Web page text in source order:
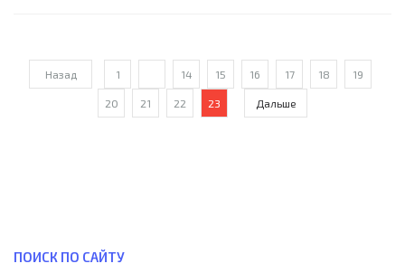
и перемешивает. Команды, чьи бумажки вытягиваются
первыми, стартовый матч
Назад 1 14 15 16 17 18 19
20 21 22 23 Дальше
ПОИСК ПО САЙТУ